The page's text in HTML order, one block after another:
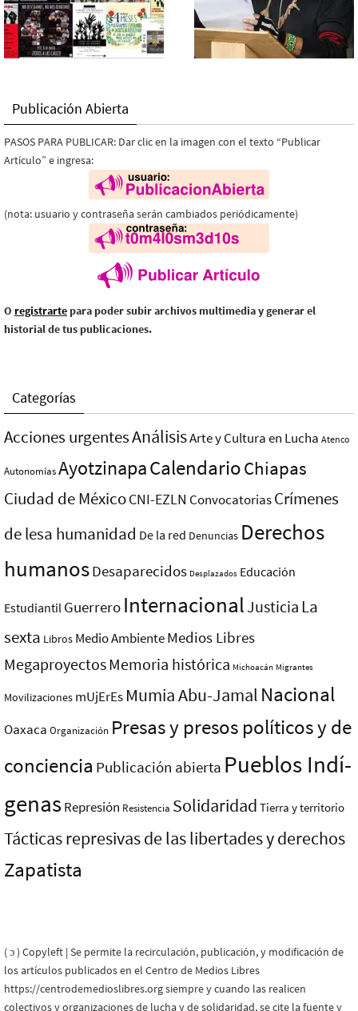
Publicación Abierta
PASOS PARA PUBLICAR: Dar clic en la imagen con el texto “Publicar
Artículo” e ingresa:
(nota: usuario y contraseña serán cambiados periódicamente)
O registrarte para poder subir archivos multimedia y generar el
historial de tus publicaciones.
Categorías
Acciones urgentesAnálisisArte y Cultura en Lucha Atenco
AutonomíasAyotzinapaCalendarioChiapas
Ciudad de MéxicoCNI-EZLN ConvocatoriasCrímenes
de lesa humanidad De la red Denuncias Derechos
humanosDesaparecidos Desplazados Educación
Estudiantil Guerrero InternacionalJusticia La
sexta Libros Medio AmbienteMedios Libres
MegaproyectosMemoria histórica Michoacán Migrantes
Movilizaciones mUjErEs Mumia Abu-Jamal Nacional
Oaxaca Organización Presas y presos polí­ticos y de
conciencia Publicación abierta Pueblos Indí­
genasRepresión Resistencia Solidaridad Tierra y territorio
Tácticas represivas de las libertades y derechos
Zapatista
( ɔ ) Copyleft | Se permite la recirculación, publicación, y modificación de
los artículos publicados en el Centro de Medios Libres
https://centrodemedioslibres.org siempre y cuando las realicen
colectivos y organizaciones de lucha y de solidaridad, se cite la fuente y